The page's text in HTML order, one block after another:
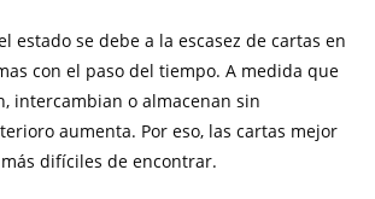
estado se debe a la escasez de cartas en
con el paso del tiempo. A medida que
intercambian o almacenan sin
aumenta. Por eso, las cartas mejor
difíciles de encontrar.